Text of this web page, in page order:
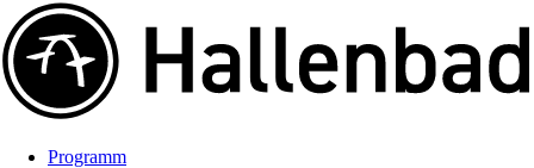
Programm